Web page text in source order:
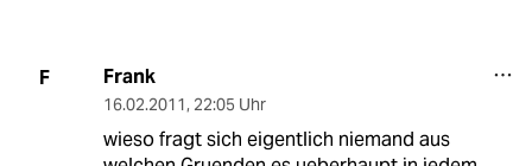
F Frank
16.02.2011, 22:05 Uhr
wieso fragt sich eigentlich niemand aus